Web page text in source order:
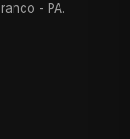
- PA.